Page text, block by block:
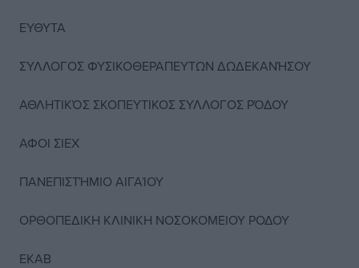
ΕΥΘΥΤΑ
ΣΥΛΛΟΓΟΣ ΦΥΣΙΚΟΘΕΡΑΠΕΥΤΩΝ ΔΩΔΕΚΑΝΉΣΟΥ
ΑΘΛΗΤΙΚΌΣ ΣΚΟΠΕΥΤΙΚΟΣ ΣΥΛΛΟΓΟΣ ΡΌΔΟΥ
ΑΦΟΙ ΣΙΕΧ
ΠΑΝΕΠΙΣΤΉΜΙΟ ΑΙΓΑΊΟΥ
ΟΡΘΟΠΕΔΙΚΗ ΚΛΙΝΙΚΗ ΝΟΣΟΚΟΜΕΙΟΥ ΡΟΔΟΥ
ΕΚΑΒ